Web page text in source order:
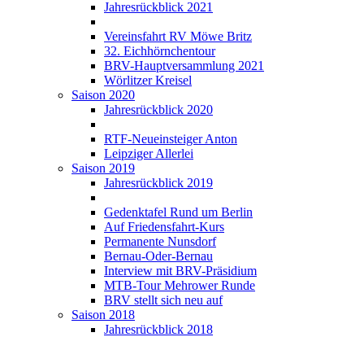
Jahresrückblick 2021
Vereinsfahrt RV Möwe Britz
32. Eichhörnchentour
BRV-Hauptversammlung 2021
Wörlitzer Kreisel
Saison 2020
Jahresrückblick 2020
RTF-Neueinsteiger Anton
Leipziger Allerlei
Saison 2019
Jahresrückblick 2019
Gedenktafel Rund um Berlin
Auf Friedensfahrt-Kurs
Permanente Nunsdorf
Bernau-Oder-Bernau
Interview mit BRV-Präsidium
MTB-Tour Mehrower Runde
BRV stellt sich neu auf
Saison 2018
Jahresrückblick 2018